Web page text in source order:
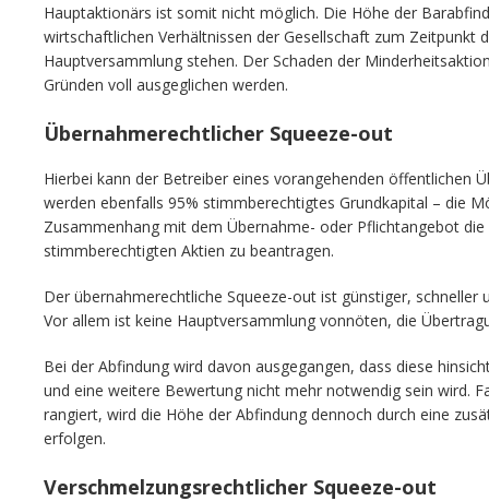
Hauptaktionärs ist somit nicht möglich. Die Höhe der
wirtschaftlichen Verhältnissen der Gesellschaft zum Zeitpunkt
Hauptversammlung stehen. Der Schaden der
Gründen voll ausgeglichen werden.
Übernahmerechtlicher Squeeze-out
Hierbei kann der Betreiber eines vorangehenden öffentlichen
werden ebenfalls 95% stimmberechtigtes Grundkapital – die
Zusammenhang mit dem Übernahme- oder Pflichtangebot
stimmberechtigten Aktien zu beantragen.
Der übernahmerechtliche Squeeze-out ist günstiger, schneller
Vor allem ist keine Hauptversammlung vonnöten, die
Bei der Abfindung wird davon ausgegangen, dass diese
und eine weitere Bewertung nicht mehr notwendig sein wird.
rangiert, wird die Höhe der Abfindung dennoch durch eine
erfolgen.
Verschmelzungsrechtlicher Squeeze-out